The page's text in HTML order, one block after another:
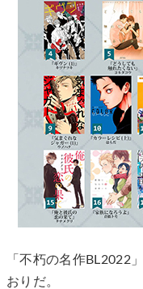
「不朽の名作BL2022
おりだ。